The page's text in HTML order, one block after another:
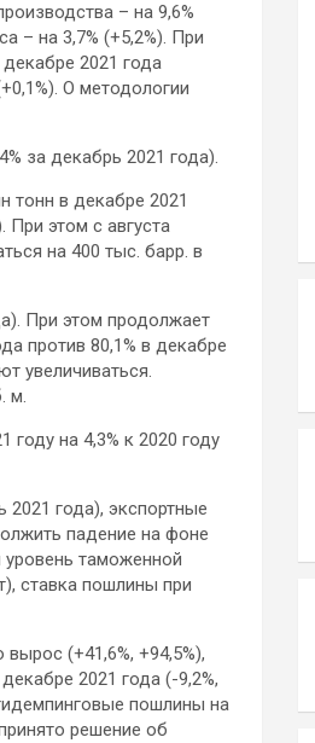
– на 9,6%
– на 3,7% (+5,2%). При
2021 года
О методологии
за декабрь 2021 года).
тонн в декабре 2021
При этом с августа
на 400 тыс. барр. в
При этом продолжает
против 80,1% в декабре
увеличиваться.
м.
на 4,3% к 2020 году
2021 года), экспортные
падение на фоне
таможенной
ставка пошлины при
(+41,6%, +94,5%),
2021 года (-9,2%,
пошлины на
решение об